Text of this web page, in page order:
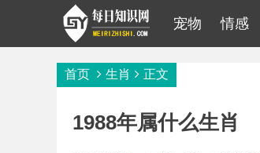
宠物 情感
首页 生肖 正文
1988年属什么生肖